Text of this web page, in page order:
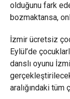
olduğunu fark
bozmaktansa,
İzmir ücretsiz
Eylül’de
danslı oyunu
aralığındaki tüm